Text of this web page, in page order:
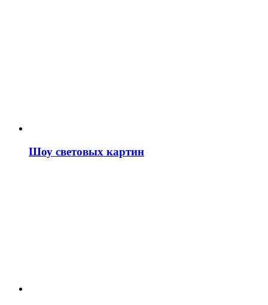
Шоу световых картин